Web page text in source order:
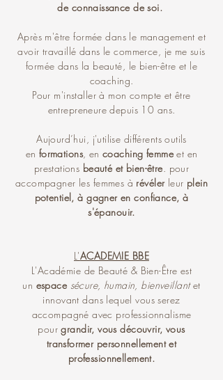
de connaissance de soi.
Après m'être formée dans le management et
avoir travaillé dans le commerce, je me suis
formée dans la beauté, le bien-être et le
coaching.
Pour m'installer à mon compte et être
entrepreneure depuis 10 ans.
Aujourd’hui, j'utilise différents outils
en formations, encoaching femmeet en
prestations beauté et bien-être. pour
accompagner les femmes à révélerleur plein
potentiel, à gagner en confiance, à
s'épanouir.
L'ACADEMIE BBE
L'Académie de Beauté & Bien-Être est
un espace sécure, humain, bienveillantet
innovant dans lequel vous serez
accompagné avec professionnalisme
pourgrandir, vous découvrir, vous
transformer personnellement et
professionnellement.